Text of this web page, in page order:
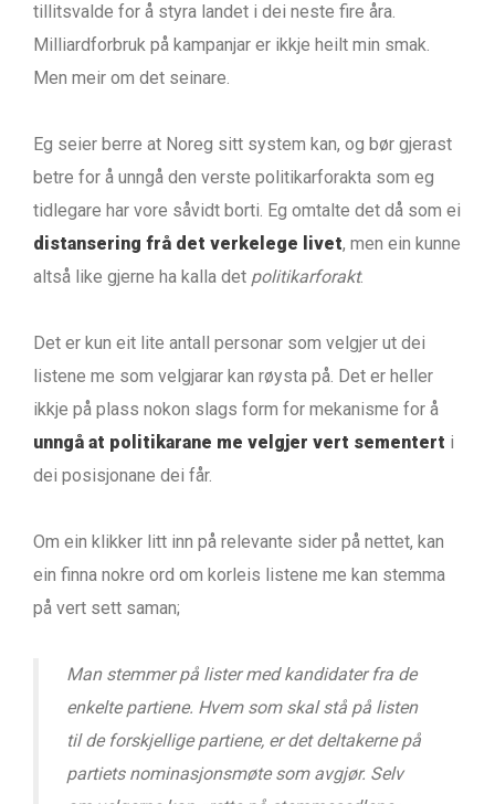
tillitsvalde for å styra landet i dei neste fire åra.
Milliardforbruk på kampanjar er ikkje heilt min smak.
Men meir om det seinare.
Eg seier berre at Noreg sitt system kan, og bør gjerast
betre for å unngå den verste politikarforakta som eg
tidlegare har vore såvidt borti. Eg omtalte det då som ei
distansering frå det verkelege livet, men ein kunne
altså like gjerne ha kalla det politikarforakt.
Det er kun eit lite antall personar som velgjer ut dei
listene me som velgjarar kan røysta på. Det er heller
ikkje på plass nokon slags form for mekanisme for å
unngå at politikarane me velgjer vert sementert i
dei posisjonane dei får.
Om ein klikker litt inn på relevante sider på nettet, kan
ein finna nokre ord om korleis listene me kan stemma
på vert sett saman;
Man stemmer på lister med kandidater fra de
enkelte partiene. Hvem som skal stå på listen
til de forskjellige partiene, er det deltakerne på
partiets nominasjonsmøte som avgjør. Selv